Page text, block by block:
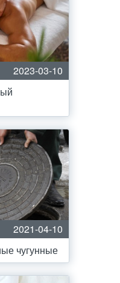
2023-03-10
2021-04-10
чугунные